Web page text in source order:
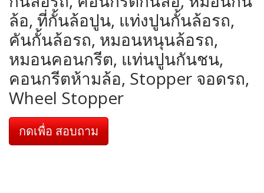
ล้อ, ที่กั้นล้อปูน, แท่งปูนกั้นล้อรถ,
คันกั้นล้อรถ, หมอนหนุนล้อรถ,
หมอนคอนกรีต, แท่นปูนกันชน,
คอนกรีตห้ามล้อ, Stopper จอดรถ,
Wheel Stopper
กดเพื่อ สอบถาม